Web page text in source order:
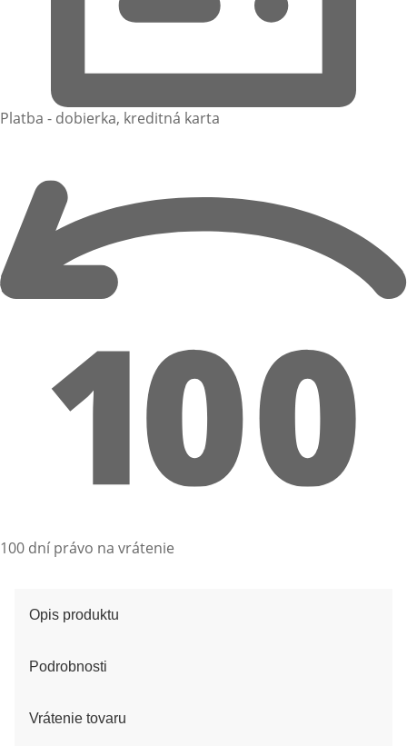
Platba - dobierka, kreditná karta
100 dní právo na vrátenie
Opis produktu
Podrobnosti
Vrátenie tovaru